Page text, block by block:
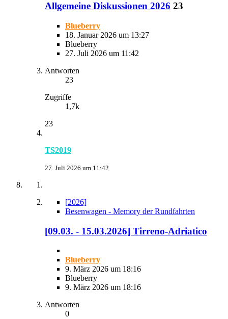
Allgemeine Diskussionen 2026 23
Blueberry
18. Januar 2026 um 13:27
Blueberry
27. Juli 2026 um 11:42
Antworten
23
Zugriffe
1,7k
23
TS2019
27. Juli 2026 um 11:42
[2026]
Besenwagen - Memory der Rundfahrten
[09.03. - 15.03.2026] Tirreno-Adriatico
Blueberry
9. März 2026 um 18:16
Blueberry
9. März 2026 um 18:16
Antworten
0